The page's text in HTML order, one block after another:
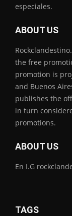
especiales.
ABOUT US
the free
promotion is
and Buenos
publishes the
in turn
promotions.
ABOUT US
En I.G
TAGS